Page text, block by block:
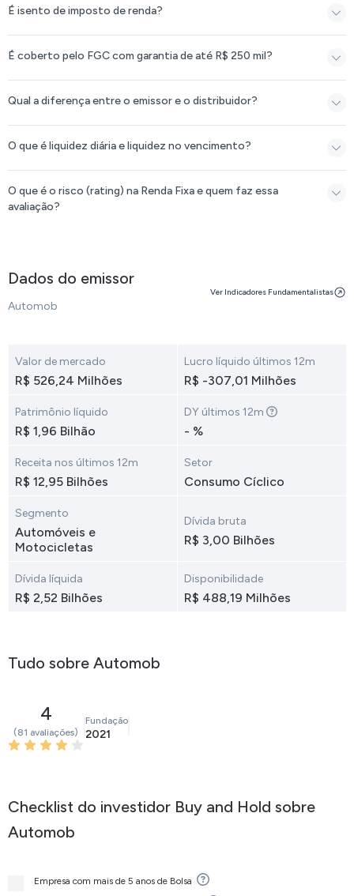
É isento de imposto de renda?
É coberto pelo FGC com garantia de até R$ 250 mil?
Qual a diferença entre o emissor e o distribuidor?
O que é liquidez diária e liquidez no vencimento?
O que é o risco (rating) na Renda Fixa e quem faz essa
avaliação?
Dados do emissor
Automob
Ver Indicadores Fundamentalistas
Valor de mercado
R$ 526,24 Milhões
Lucro líquido últimos 12m
R$ -307,01 Milhões
Patrimônio líquido
R$ 1,96 Bilhão
DY últimos 12m
- %
Receita nos últimos 12m
R$ 12,95 Bilhões
Setor
Consumo Cíclico
Segmento
Automóveis e
Motocicletas
Dívida bruta
R$ 3,00 Bilhões
Dívida líquida
R$ 2,52 Bilhões
Disponibilidade
R$ 488,19 Milhões
Tudo sobre Automob
4
(81 avaliações)
Fundação
2021
Checklist do investidor Buy and Hold sobre
Automob
Empresa com mais de 5 anos de Bolsa